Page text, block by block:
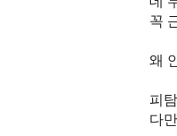
꼭
왜
피
다